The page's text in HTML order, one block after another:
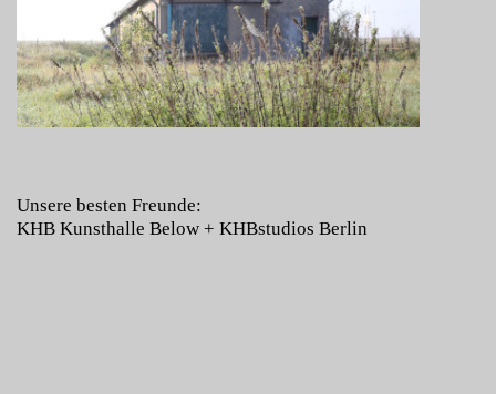
Unsere besten Freunde:
KHB Kunsthalle Below + KHBstudios Berlin